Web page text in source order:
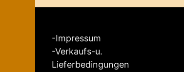
-Impressum
-Verkaufs-u.
Lieferbedingungen